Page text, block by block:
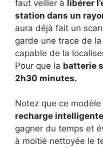
faut veiller à libérer
station dans un
aura déjà fait un
garde une trace de
capable de la
Pour que la batterie
2h30 minutes.
Notez que ce
recharge intelligente
gagner du temps et
à moitié nettoyée le